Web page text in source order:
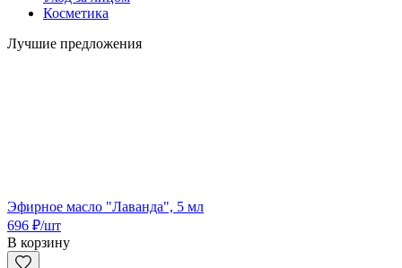
Косметика
Лучшие предложения
Эфирное масло "Лаванда", 5 мл
696 ₽/шт
В корзину